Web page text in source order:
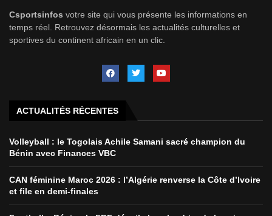
Csportsinfos votre site qui vous présente les informations en
temps réel. Retrouvez désormais les actualités culturelles et
sportives du continent africain en un clic.
ACTUALITÉS RÉCENTES
Volleyball : le Togolais Achile Samani sacré champion du
Bénin avec Finances VBC
CAN féminine Maroc 2026 : l’Algérie renverse la Côte d’Ivoire
et file en demi-finales